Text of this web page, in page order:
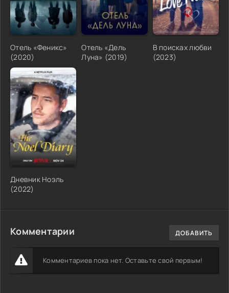
Отель «Феникс»
(2020)
Отель «Дель
Луна» (2019)
В поисках любви
(2023)
Дневник Ноэль
(2022)
Комментарии ДОБАВИТЬ
Комментариев пока нет. Оставьте свой первым!